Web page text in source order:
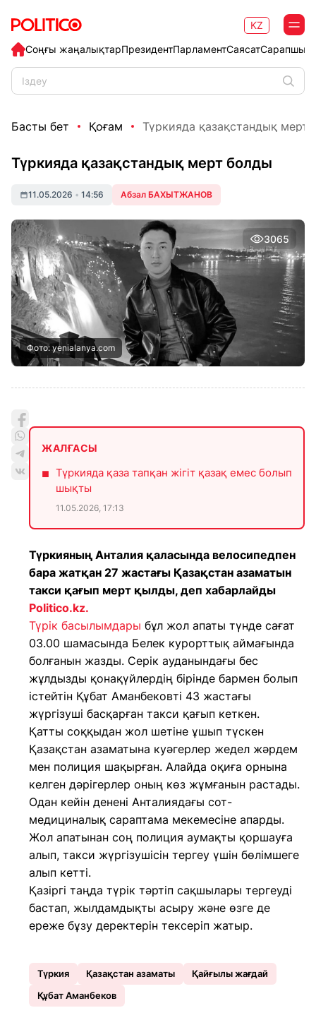
Соңғы жаңалықтарПрезидентПарламентСаясат
KZ
Басты бет Қоғам Түркияда қазақстандық мерт
Түркияда қазақстандық мерт болды
11.05.2026 • 14:56 Абзал БАХЫТЖАНОВ
3065
Фото: yenialanya.com
ЖАЛҒАСЫ
Түркияда қаза тапқан жігіт қазақ емес болып
шықты
11.05.2026, 17:13
Түркияның Анталия қаласында велосипедпен
бара жатқан 27 жастағы Қазақстан азаматын
такси қағып мерт қылды, деп хабарлайды
Politico.kz.
Түрік басылымдары бұл жол апаты түнде сағат
03.00 шамасында Белек курорттық аймағында
болғанын жазды. Серік ауданындағы бес
жұлдызды қонақүйлердің бірінде бармен болып
істейтін Құбат Аманбековті 43 жастағы
жүргізуші басқарған такси қағып кеткен.
Қатты соққыдан жол шетіне ұшып түскен
Қазақстан азаматына куәгерлер жедел жәрдем
мен полиция шақырған. Алайда оқиға орнына
келген дәрігерлер оның көз жұмғанын растады.
Одан кейін денені Анталиядағы сот-
медициналық сараптама мекемесіне апарды.
Жол апатынан соң полиция аумақты қоршауға
алып, такси жүргізушісін тергеу үшін бөлімшеге
алып кетті.
Қазіргі таңда түрік тәртіп сақшылары тергеуді
бастап, жылдамдықты асыру және өзге де
ереже бұзу деректерін тексеріп жатыр.
Түркия Қазақстан азаматы
Қайғылы жағдай
Құбат Аманбеков